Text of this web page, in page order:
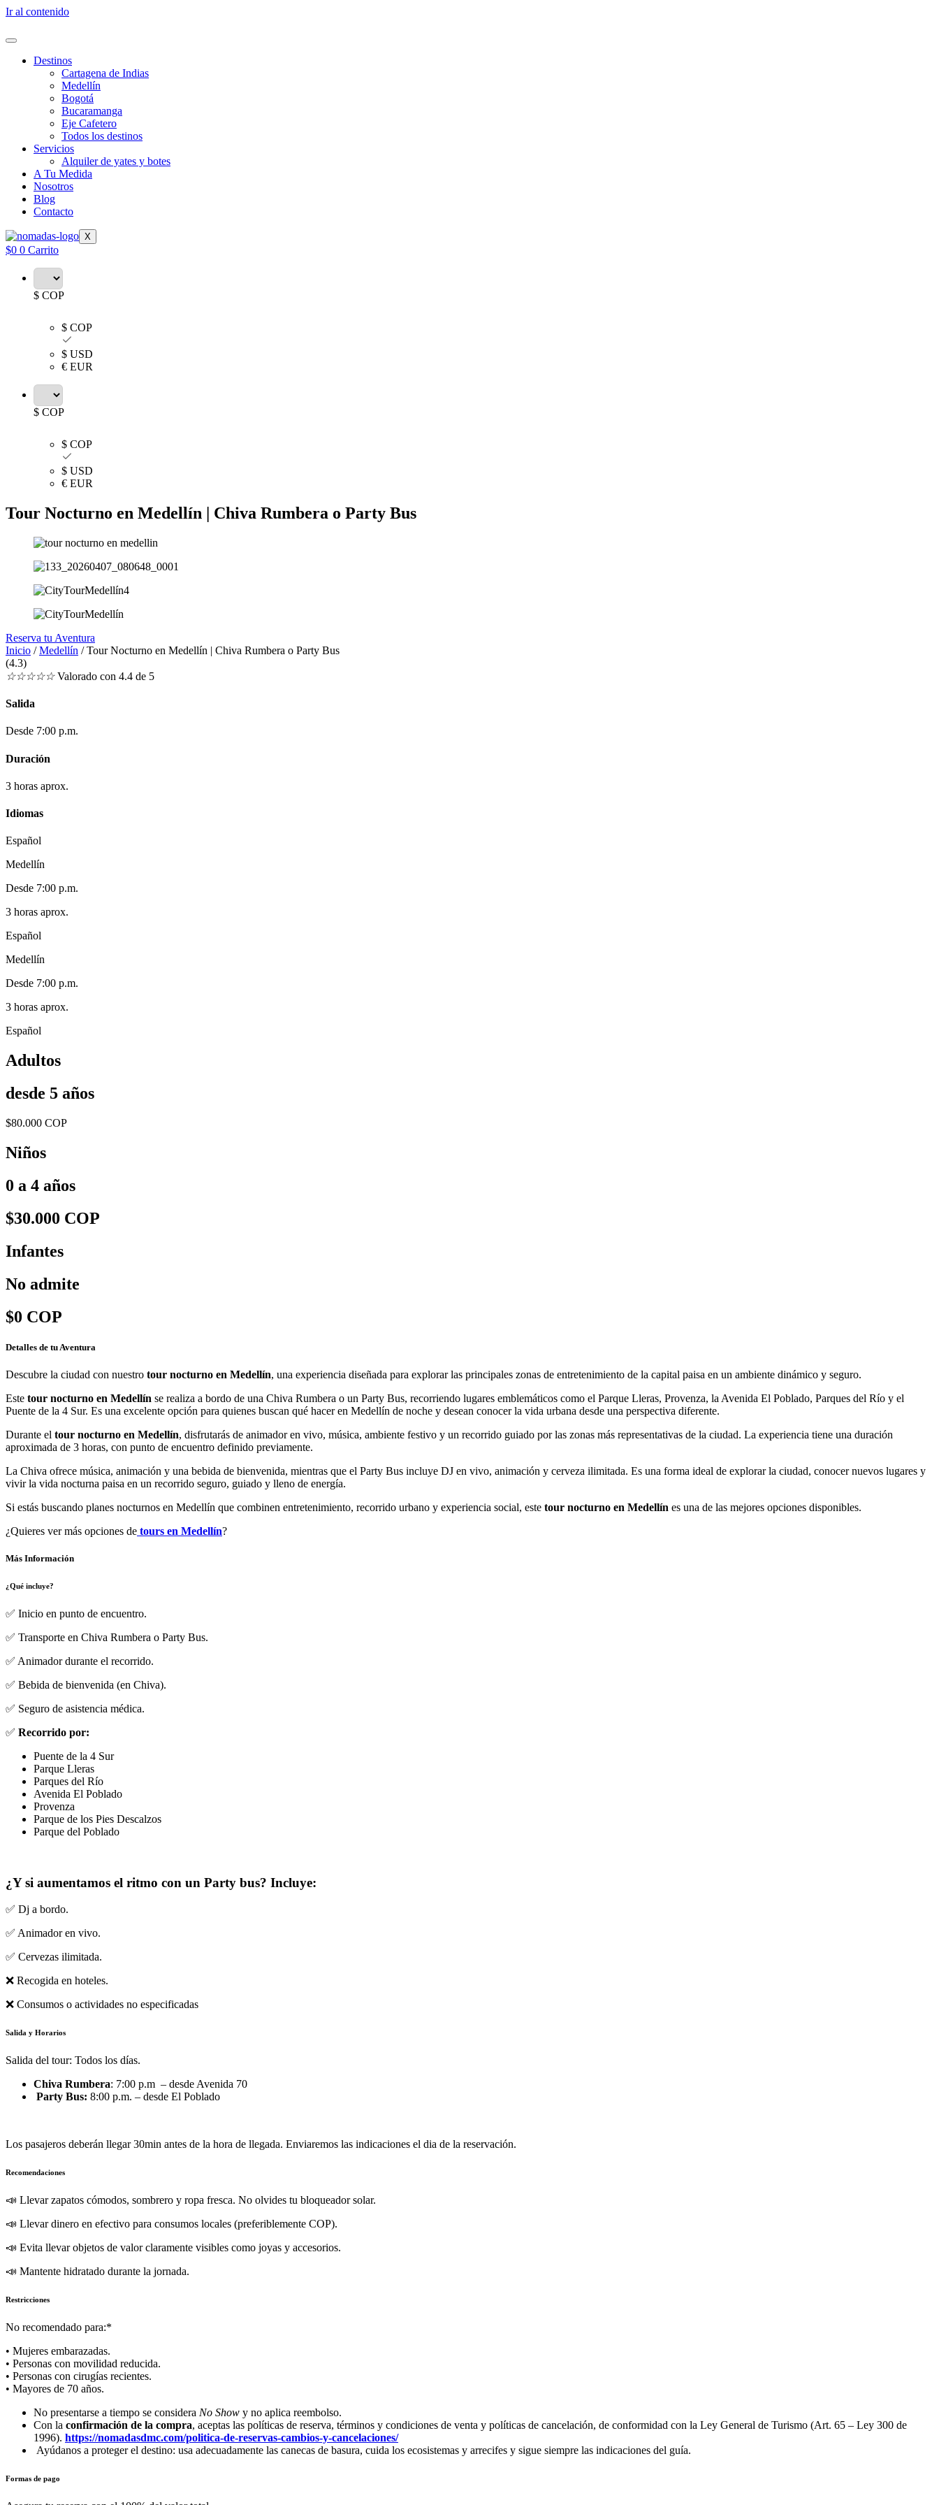
Ir al contenido
Destinos
Cartagena de Indias
Medellín
Bogotá
Bucaramanga
Eje Cafetero
Todos los destinos
Servicios
Alquiler de yates y botes
A Tu Medida
Nosotros
Blog
Contacto
X
$0 0 Carrito
$ COP
$ COP
$ USD
€ EUR
$ COP
$ COP
$ USD
€ EUR
Tour Nocturno en Medellín | Chiva Rumbera o Party Bus
Reserva tu Aventura
Inicio /Medellín / Tour Nocturno en Medellín | Chiva Rumbera o Party Bus
(4.3)
☆☆☆☆☆ Valorado con 4.4 de 5
Salida
Desde 7:00 p.m.
Duración
3 horas aprox.
Idiomas
Español
Medellín
Desde 7:00 p.m.
3 horas aprox.
Español
Medellín
Desde 7:00 p.m.
3 horas aprox.
Español
Adultos
desde 5 años
$80.000 COP
Niños
0 a 4 años
$30.000 COP
Infantes
No admite
$0 COP
Detalles de tu Aventura
Descubre la ciudad con nuestro tour nocturno en Medellín, una experiencia diseñada para explorar las principales zonas de entretenimiento de la capital paisa en un ambiente dinámico y seguro.
Este tour nocturno en Medellín se realiza a bordo de una Chiva Rumbera o un Party Bus, recorriendo lugares emblemáticos como el Parque Lleras, Provenza, la Avenida El Poblado, Parques del Río y el
Puente de la 4 Sur. Es una excelente opción para quienes buscan qué hacer en Medellín de noche y desean conocer la vida urbana desde una perspectiva diferente.
Durante el tour nocturno en Medellín, disfrutarás de animador en vivo, música, ambiente festivo y un recorrido guiado por las zonas más representativas de la ciudad. La experiencia tiene una duración
aproximada de 3 horas, con punto de encuentro definido previamente.
La Chiva ofrece música, animación y una bebida de bienvenida, mientras que el Party Bus incluye DJ en vivo, animación y cerveza ilimitada. Es una forma ideal de explorar la ciudad, conocer nuevos lugares y
vivir la vida nocturna paisa en un recorrido seguro, guiado y lleno de energía.
Si estás buscando planes nocturnos en Medellín que combinen entretenimiento, recorrido urbano y experiencia social, este tour nocturno en Medellín es una de las mejores opciones disponibles.
¿Quieres ver más opciones de tours en Medellín?
Más Información
¿Qué incluye?
✅ Inicio en punto de encuentro.
✅ Transporte en Chiva Rumbera o Party Bus.
✅ Animador durante el recorrido.
✅ Bebida de bienvenida (en Chiva).
✅ Seguro de asistencia médica.
✅ Recorrido por:
Puente de la 4 Sur
Parque Lleras
Parques del Río
Avenida El Poblado
Provenza
Parque de los Pies Descalzos
Parque del Poblado
¿Y si aumentamos el ritmo con un Party bus? Incluye:
✅ Dj a bordo.
✅ Animador en vivo.
✅ Cervezas ilimitada.
❌ Recogida en hoteles.
❌ Consumos o actividades no especificadas
Salida y Horarios
Salida del tour: Todos los días.
Chiva Rumbera: 7:00 p.m – desde Avenida 70
Party Bus: 8:00 p.m. – desde El Poblado
Los pasajeros deberán llegar 30min antes de la hora de llegada. Enviaremos las indicaciones el dia de la reservación.
Recomendaciones
📣 Llevar zapatos cómodos, sombrero y ropa fresca. No olvides tu bloqueador solar.
📣 Llevar dinero en efectivo para consumos locales (preferiblemente COP).
📣 Evita llevar objetos de valor claramente visibles como joyas y accesorios.
📣 Mantente hidratado durante la jornada.
Restricciones
No recomendado para:*
• Mujeres embarazadas.
• Personas con movilidad reducida.
• Personas con cirugías recientes.
• Mayores de 70 años.
No presentarse a tiempo se considera No Show y no aplica reembolso.
Con la confirmación de la compra, aceptas las políticas de reserva, términos y condiciones de venta y políticas de cancelación, de conformidad con la Ley General de Turismo (Art. 65 – Ley 300 de
1996). https://nomadasdmc.com/politica-de-reservas-cambios-y-cancelaciones/
Ayúdanos a proteger el destino: usa adecuadamente las canecas de basura, cuida los ecosistemas y arrecifes y sigue siempre las indicaciones del guía.
Formas de pago